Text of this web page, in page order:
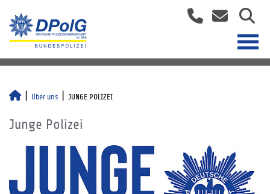
Über uns JUNGE POLIZEI
Junge Polizei